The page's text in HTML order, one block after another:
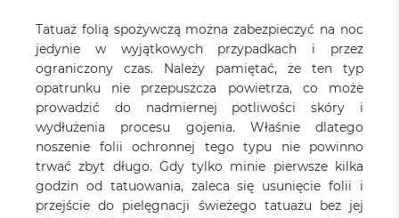
Tatuaż folią spożywczą można zabezpieczyć na noc
jedynie w wyjątkowych przypadkach i przez
ograniczony czas. Należy pamiętać, że ten typ
opatrunku nie przepuszcza powietrza, co może
prowadzić do nadmiernej potliwości skóry i
wydłużenia procesu gojenia. Właśnie dlatego
noszenie folii ochronnej tego typu nie powinno
trwać zbyt długo. Gdy tylko minie pierwsze kilka
godzin od tatuowania, zaleca się usunięcie folii i
przejście do pielęgnacji świeżego tatuażu bez jej